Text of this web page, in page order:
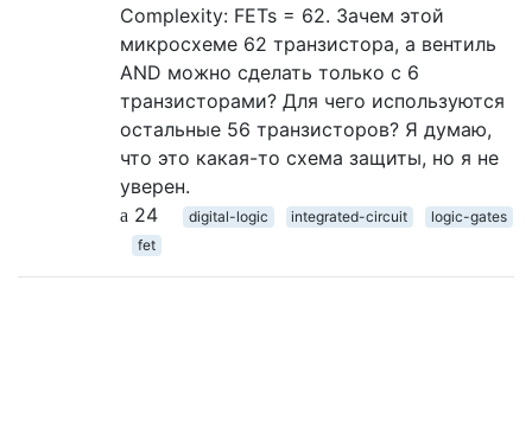
Complexity: FETs = 62. Зачем этой
микросхеме 62 транзистора, а вентиль
AND можно сделать только с 6
транзисторами? Для чего используются
остальные 56 транзисторов? Я думаю,
что это какая-то схема защиты, но я не
уверен.
24
digital-logic integrated-circuit
logic-gates
fet